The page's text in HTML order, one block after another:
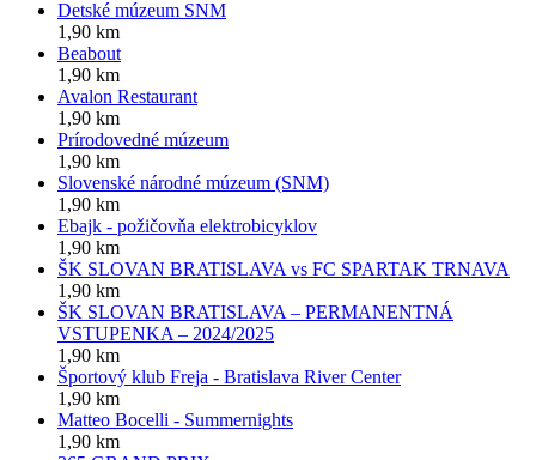
Detské múzeum SNM
1,90 km
Beabout
1,90 km
Avalon Restaurant
1,90 km
Prírodovedné múzeum
1,90 km
Slovenské národné múzeum (SNM)
1,90 km
Ebajk - požičovňa elektrobicyklov
1,90 km
ŠK SLOVAN BRATISLAVA vs FC SPARTAK TRNAVA
1,90 km
ŠK SLOVAN BRATISLAVA – PERMANENTNÁ
VSTUPENKA – 2024/2025
1,90 km
Športový klub Freja - Bratislava River Center
1,90 km
Matteo Bocelli - Summernights
1,90 km